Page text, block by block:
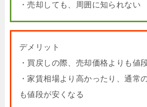
・売却しても、周囲に知られない
デメリット
・買戻しの際、売却価格よりも値
・家賃相場より高かったり、通常
も値段が安くなる